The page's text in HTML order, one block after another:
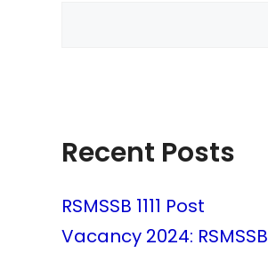
Recent Posts
RSMSSB 1111 Post
Vacancy 2024: RSMSSB